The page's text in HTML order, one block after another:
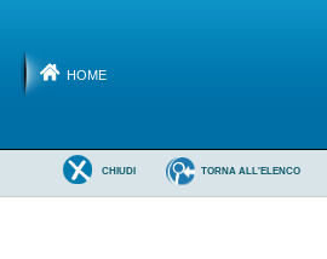
HOME
TORNA ALL'ELENCO
CHIUDI